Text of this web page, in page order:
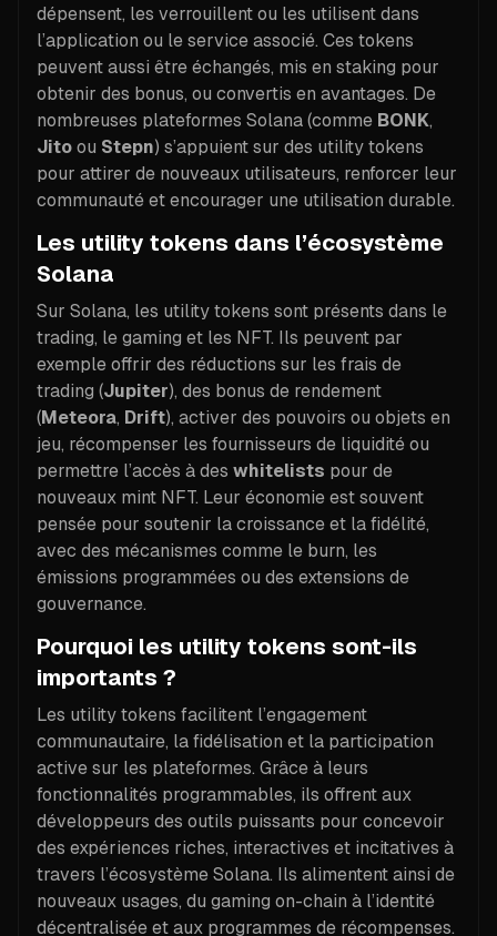
dépensent, les verrouillent ou les utilisent dans
l’application ou le service associé. Ces tokens
peuvent aussi être échangés, mis en staking pour
obtenir des bonus, ou convertis en avantages. De
nombreuses plateformes Solana (comme BONK,
Jitoou Stepn) s’appuient sur des utility tokens
pour attirer de nouveaux utilisateurs, renforcer leur
communauté et encourager une utilisation durable.
Les utility tokens dans l’écosystème
Solana
Sur Solana, les utility tokens sont présents dans le
trading, le gaming et les NFT. Ils peuvent par
exemple offrir des réductions sur les frais de
trading (Jupiter), des bonus de rendement
(Meteora, Drift), activer des pouvoirs ou objets en
jeu, récompenser les fournisseurs de liquidité ou
permettre l’accès à des whitelists pour de
nouveaux mint NFT. Leur économie est souvent
pensée pour soutenir la croissance et la fidélité,
avec des mécanismes comme le burn, les
émissions programmées ou des extensions de
gouvernance.
Pourquoi les utility tokens sont-ils
importants ?
Les utility tokens facilitent l’engagement
communautaire, la fidélisation et la participation
active sur les plateformes. Grâce à leurs
fonctionnalités programmables, ils offrent aux
développeurs des outils puissants pour concevoir
des expériences riches, interactives et incitatives à
travers l’écosystème Solana. Ils alimentent ainsi de
nouveaux usages, du gaming on-chain à l’identité
décentralisée et aux programmes de récompenses.